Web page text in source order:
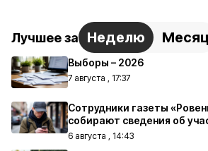
Лучшее за Неделю Месяц
Выборы – 2026
7 августа , 17:37
Сотрудники газеты
собирают сведения об
6 августа , 14:43